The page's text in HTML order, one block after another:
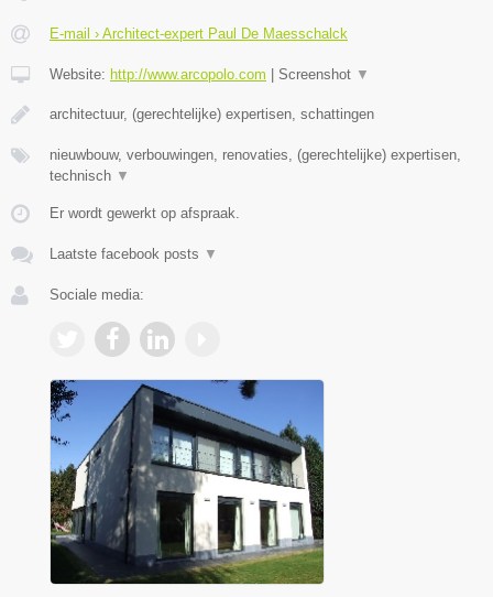
E-mail › Architect-expert Paul De Maesschalck
Website: http://www.arcopolo.com | Screenshot ▼
architectuur, (gerechtelijke) expertisen, schattingen
nieuwbouw, verbouwingen, renovaties, (gerechtelijke) expertisen,
technisch ▼
Er wordt gewerkt op afspraak.
Laatste facebook posts ▼
Sociale media: